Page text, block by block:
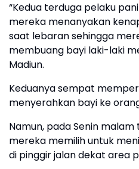
“Kedua terduga pelaku
mereka menanyakan
saat lebaran sehingga
membuang bayi laki-laki
Madiun.
Keduanya sempat
menyerahkan bayi ke
Namun, pada Senin malam
mereka memilih untuk
di pinggir jalan dekat area